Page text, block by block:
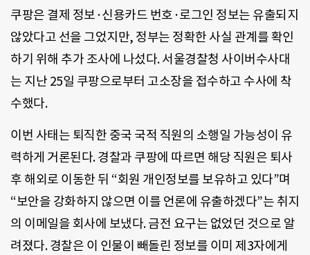
쿠팡은 결제 정보·신용카드 번호·로그인 정보는 유출되지
않았다고 선을 그었지만, 정부는 정확한 사실 관계를 확인
하기 위해 추가 조사에 나섰다. 서울경찰청 사이버수사대
는 지난 25일 쿠팡으로부터 고소장을 접수하고 수사에 착
수했다.
이번 사태는 퇴직한 중국 국적 직원의 소행일 가능성이 유
력하게 거론된다. 경찰과 쿠팡에 따르면 해당 직원은 퇴사
후 해외로 이동한 뒤 “회원 개인정보를 보유하고 있다”며
“보안을 강화하지 않으면 이를 언론에 유출하겠다”는 취지
의 이메일을 회사에 보냈다. 금전 요구는 없었던 것으로 알
려졌다. 경찰은 이 인물이 빼돌린 정보를 이미 제3자에게